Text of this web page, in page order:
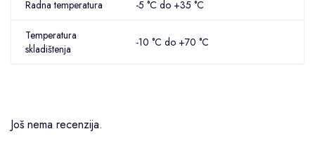
Radna temperatura -5 °C do +35 °C
Temperatura
skladištenja
-10 °C do +70 °C
Još nema recenzija.